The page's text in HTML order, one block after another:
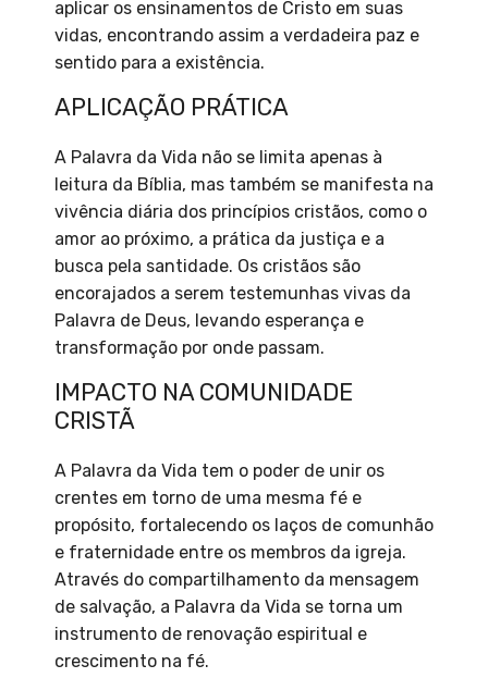
aplicar os ensinamentos de Cristo em suas
vidas, encontrando assim a verdadeira paz e
sentido para a existência.
APLICAÇÃO PRÁTICA
A Palavra da Vida não se limita apenas à
leitura da Bíblia, mas também se manifesta na
vivência diária dos princípios cristãos, como o
amor ao próximo, a prática da justiça e a
busca pela santidade. Os cristãos são
encorajados a serem testemunhas vivas da
Palavra de Deus, levando esperança e
transformação por onde passam.
IMPACTO NA COMUNIDADE
CRISTÃ
A Palavra da Vida tem o poder de unir os
crentes em torno de uma mesma fé e
propósito, fortalecendo os laços de comunhão
e fraternidade entre os membros da igreja.
Através do compartilhamento da mensagem
de salvação, a Palavra da Vida se torna um
instrumento de renovação espiritual e
crescimento na fé.